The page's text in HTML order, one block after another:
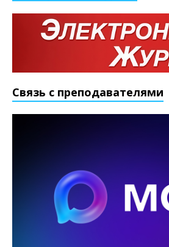
Связь с преподавателями